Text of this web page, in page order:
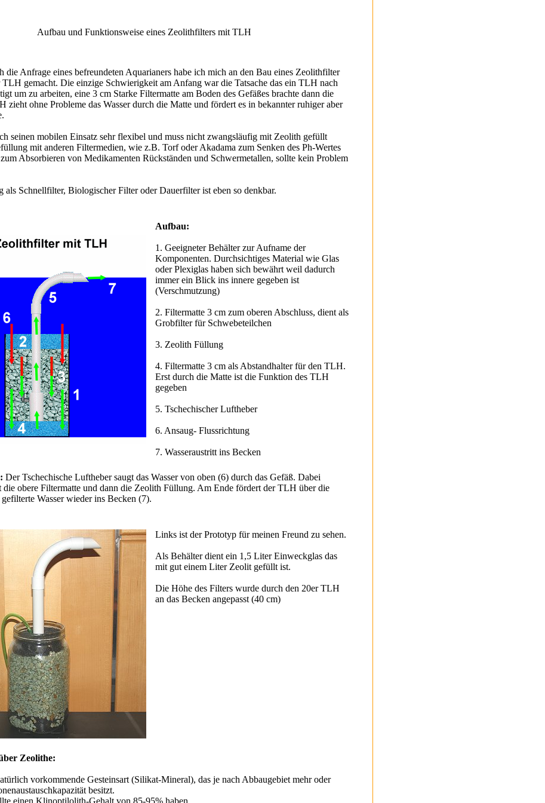
Aufbau und Funktionsweise eines Zeolithfilters mit TLH
die Anfrage eines befreundeten Aquarianers habe ich mich an den Bau eines Zeolithfilter
TLH gemacht. Die einzige Schwierigkeit am Anfang war die Tatsache das ein TLH nach
um zu arbeiten, eine 3 cm Starke Filtermatte am Boden des Gefäßes brachte dann die
zieht ohne Probleme das Wasser durch die Matte und fördert es in bekannter ruhiger aber
seinen mobilen Einsatz sehr flexibel und muss nicht zwangsläufig mit Zeolith gefüllt
mit anderen Filtermedien, wie z.B. Torf oder Akadama zum Senken des Ph-Wertes
Absorbieren von Medikamenten Rückständen und Schwermetallen, sollte kein Problem
als Schnellfilter, Biologischer Filter oder Dauerfilter ist eben so denkbar.
Aufbau:
1. Geeigneter Behälter zur Aufname der
Komponenten. Durchsichtiges Material wie Glas
oder Plexiglas haben sich bewährt weil dadurch
immer ein Blick ins innere gegeben ist
(Verschmutzung)
2. Filtermatte 3 cm zum oberen Abschluss, dient als
Grobfilter für Schwebeteilchen
3. Zeolith Füllung
4. Filtermatte 3 cm als Abstandhalter für den TLH.
Erst durch die Matte ist die Funktion des TLH
gegeben
5. Tschechischer Luftheber
6. Ansaug- Flussrichtung
7. Wasseraustritt ins Becken
Der Tschechische Luftheber saugt das Wasser von oben (6) durch das Gefäß. Dabei
die obere Filtermatte und dann die Zeolith Füllung. Am Ende fördert der TLH über die
Wasser wieder ins Becken (7).
Links ist der Prototyp für meinen Freund zu sehen.
Als Behälter dient ein 1,5 Liter Einweckglas das
mit gut einem Liter Zeolit gefüllt ist.
Die Höhe des Filters wurde durch den 20er TLH
an das Becken angepasst (40 cm)
Zeolithe:
vorkommende Gesteinsart (Silikat-Mineral), das je nach Abbaugebiet mehr oder
besitzt.
einen Klinoptilolith-Gehalt von 85-95% haben.